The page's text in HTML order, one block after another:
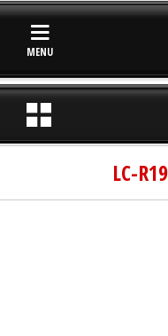
MENU
LC-